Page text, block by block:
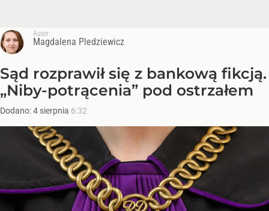
Autor:
Magdalena Pledziewicz
Sąd rozprawił się z bankową fikcją.
„Niby-potrącenia” pod ostrzałem
Dodano:4 sierpnia 6:32